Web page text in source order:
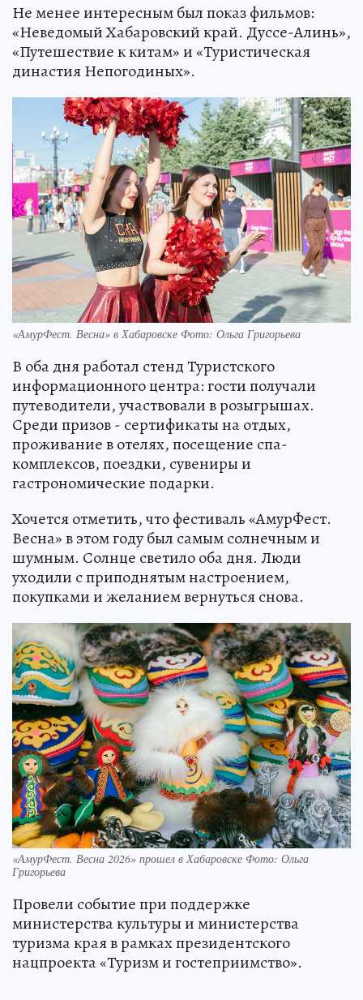
Не менее интересным был показ фильмов:
«Неведомый Хабаровский край. Дуссе-Алинь»,
«Путешествие к китам» и «Туристическая
династия Непогодиных».
«АмурФест. Весна» в Хабаровске Фото: Ольга Григорьева
В оба дня работал стенд Туристского
информационного центра: гости получали
путеводители, участвовали в розыгрышах.
Среди призов - сертификаты на отдых,
проживание в отелях, посещение спа-
комплексов, поездки, сувениры и
гастрономические подарки.
Хочется отметить, что фестиваль «АмурФест.
Весна» в этом году был самым солнечным и
шумным. Солнце светило оба дня. Люди
уходили с приподнятым настроением,
покупками и желанием вернуться снова.
«АмурФест. Весна 2026» прошел в Хабаровске Фото: Ольга
Григорьева
Провели событие при поддержке
министерства культуры и министерства
туризма края в рамках президентского
нацпроекта «Туризм и гостеприимство».